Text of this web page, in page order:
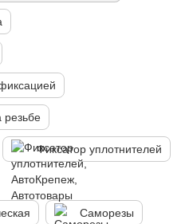
резьбе
Фиксатор уплотнителей
Саморезы